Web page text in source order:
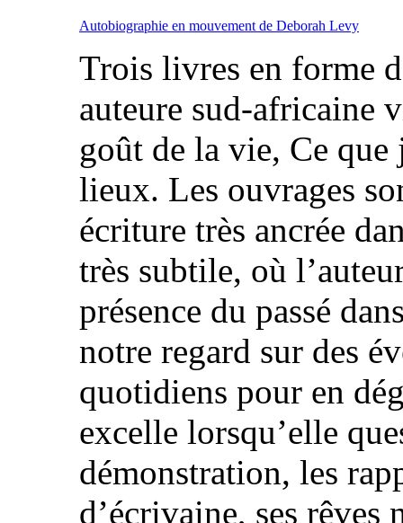
Autobiographie en mouvement de Deborah Levy
Trois livres en forme
auteure sud-africaine
goût de la vie, Ce que
lieux. Les ouvrages
écriture très ancrée
très subtile, où
présence du passé
notre regard sur des
quotidiens pour en
excelle lorsqu’elle
démonstration, les
d’écrivaine, ses rêves